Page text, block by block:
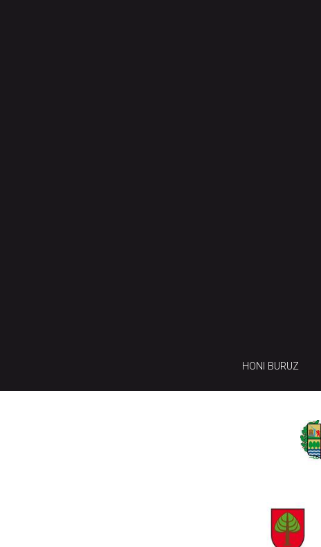
HONI BURUZ